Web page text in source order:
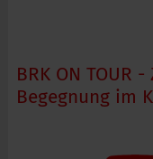
BRK ON TOUR
Begegnung im